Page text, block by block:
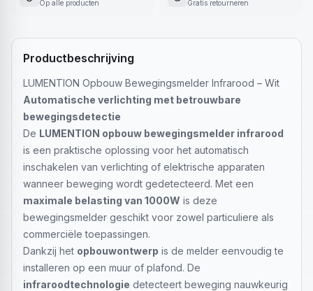
Op alle producten Gratis retourneren
Productbeschrijving
LUMENTION Opbouw Bewegingsmelder Infrarood – Wit
Automatische verlichting met betrouwbare
bewegingsdetectie
De LUMENTION opbouw bewegingsmelder infrarood
is een praktische oplossing voor het automatisch
inschakelen van verlichting of elektrische apparaten
wanneer beweging wordt gedetecteerd. Met een
maximale belasting van 1000W is deze
bewegingsmelder geschikt voor zowel particuliere als
commerciële toepassingen.
Dankzij het opbouwontwerp is de melder eenvoudig te
installeren op een muur of plafond. De
infraroodtechnologie detecteert beweging nauwkeurig